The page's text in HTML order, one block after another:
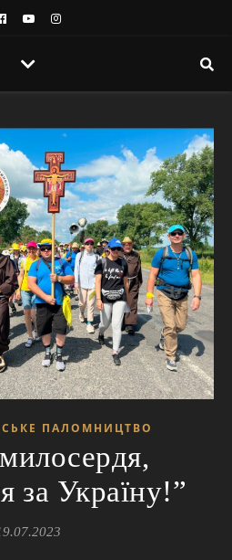
ПАЛОМНИЦТВО
за Україну!”